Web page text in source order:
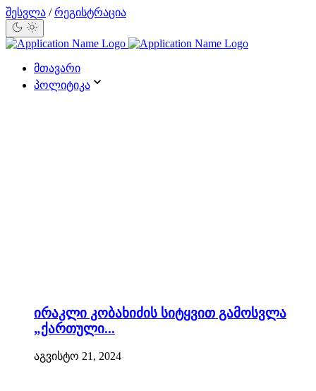
შესვლა / რეგისტრაცია
მთავარი
პოლიტიკა
ირაკლი კობახიძის სიტყვით გამოსვლა
„ქართული...
აგვისტო 21, 2024